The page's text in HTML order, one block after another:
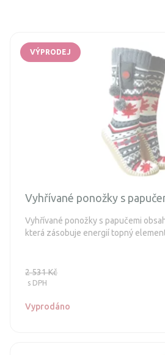
VÝPRODEJ
Vyhřívané ponožky s
Vyhřívané ponožky s papučemi
která zásobuje energií topný
2 531 Kč
s DPH
Vyprodáno